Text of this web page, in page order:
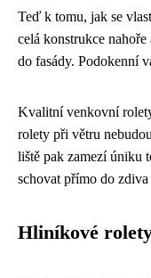
Teď k tomu, jak se
celá konstrukce
do fasády. Podokenní
Kvalitní venkovní
rolety při větru
liště pak zamezí úniku
schovat přímo do
Hliníkové